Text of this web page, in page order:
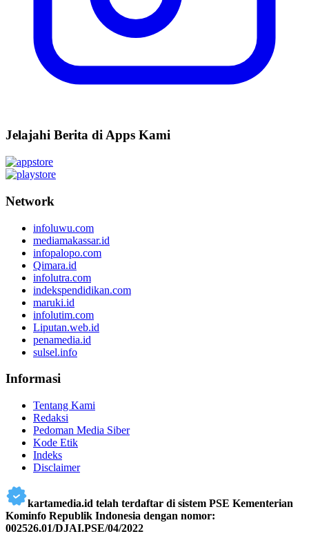
Jelajahi Berita di Apps Kami
Network
infoluwu.com
mediamakassar.id
infopalopo.com
Qimara.id
infolutra.com
indekspendidikan.com
maruki.id
infolutim.com
Liputan.web.id
penamedia.id
sulsel.info
Informasi
Tentang Kami
Redaksi
Pedoman Media Siber
Kode Etik
Indeks
Disclaimer
kartamedia.id telah terdaftar di sistem PSE Kementerian
Kominfo Republik Indonesia dengan nomor:
002526.01/DJAI.PSE/04/2022